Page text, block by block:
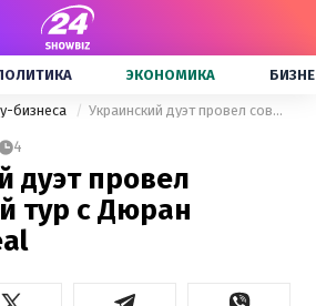
ЭКОНОМИКА
бизнеса Украинский дуэт провел совместный тур с Дюран Дюран и Seal
4
дуэт провел
тур с Дюран